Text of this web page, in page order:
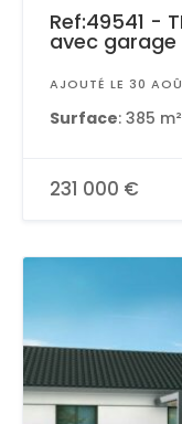
Ref:49541 -
avec garage
AJOUTÉ LE 30
Surface: 385 m²
231 000 €